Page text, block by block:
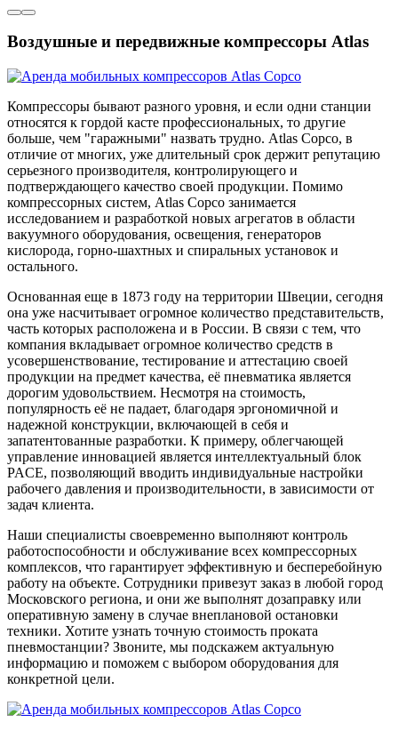
Воздушные и передвижные компрессоры Atlas
Компрессоры бывают разного уровня, и если одни станции
относятся к гордой касте профессиональных, то другие
больше, чем "гаражными" назвать трудно. Atlas Copco, в
отличие от многих, уже длительный срок держит репутацию
серьезного производителя, контролирующего и
подтверждающего качество своей продукции. Помимо
компрессорных систем, Atlas Copco занимается
исследованием и разработкой новых агрегатов в области
вакуумного оборудования, освещения, генераторов
кислорода, горно-шахтных и спиральных установок и
остального.
Основанная еще в 1873 году на территории Швеции, сегодня
она уже насчитывает огромное количество представительств,
часть которых расположена и в России. В связи с тем, что
компания вкладывает огромное количество средств в
усовершенствование, тестирование и аттестацию своей
продукции на предмет качества, её пневматика является
дорогим удовольствием. Несмотря на стоимость,
популярность её не падает, благодаря эргономичной и
надежной конструкции, включающей в себя и
запатентованные разработки. К примеру, облегчающей
управление инновацией является интеллектуальный блок
PACE, позволяющий вводить индивидуальные настройки
рабочего давления и производительности, в зависимости от
задач клиента.
Наши специалисты своевременно выполняют контроль
работоспособности и обслуживание всех компрессорных
комплексов, что гарантирует эффективную и бесперебойную
работу на объекте. Сотрудники привезут заказ в любой город
Московского региона, и они же выполнят дозаправку или
оперативную замену в случае внеплановой остановки
техники. Хотите узнать точную стоимость проката
пневмостанции? Звоните, мы подскажем актуальную
информацию и поможем с выбором оборудования для
конкретной цели.